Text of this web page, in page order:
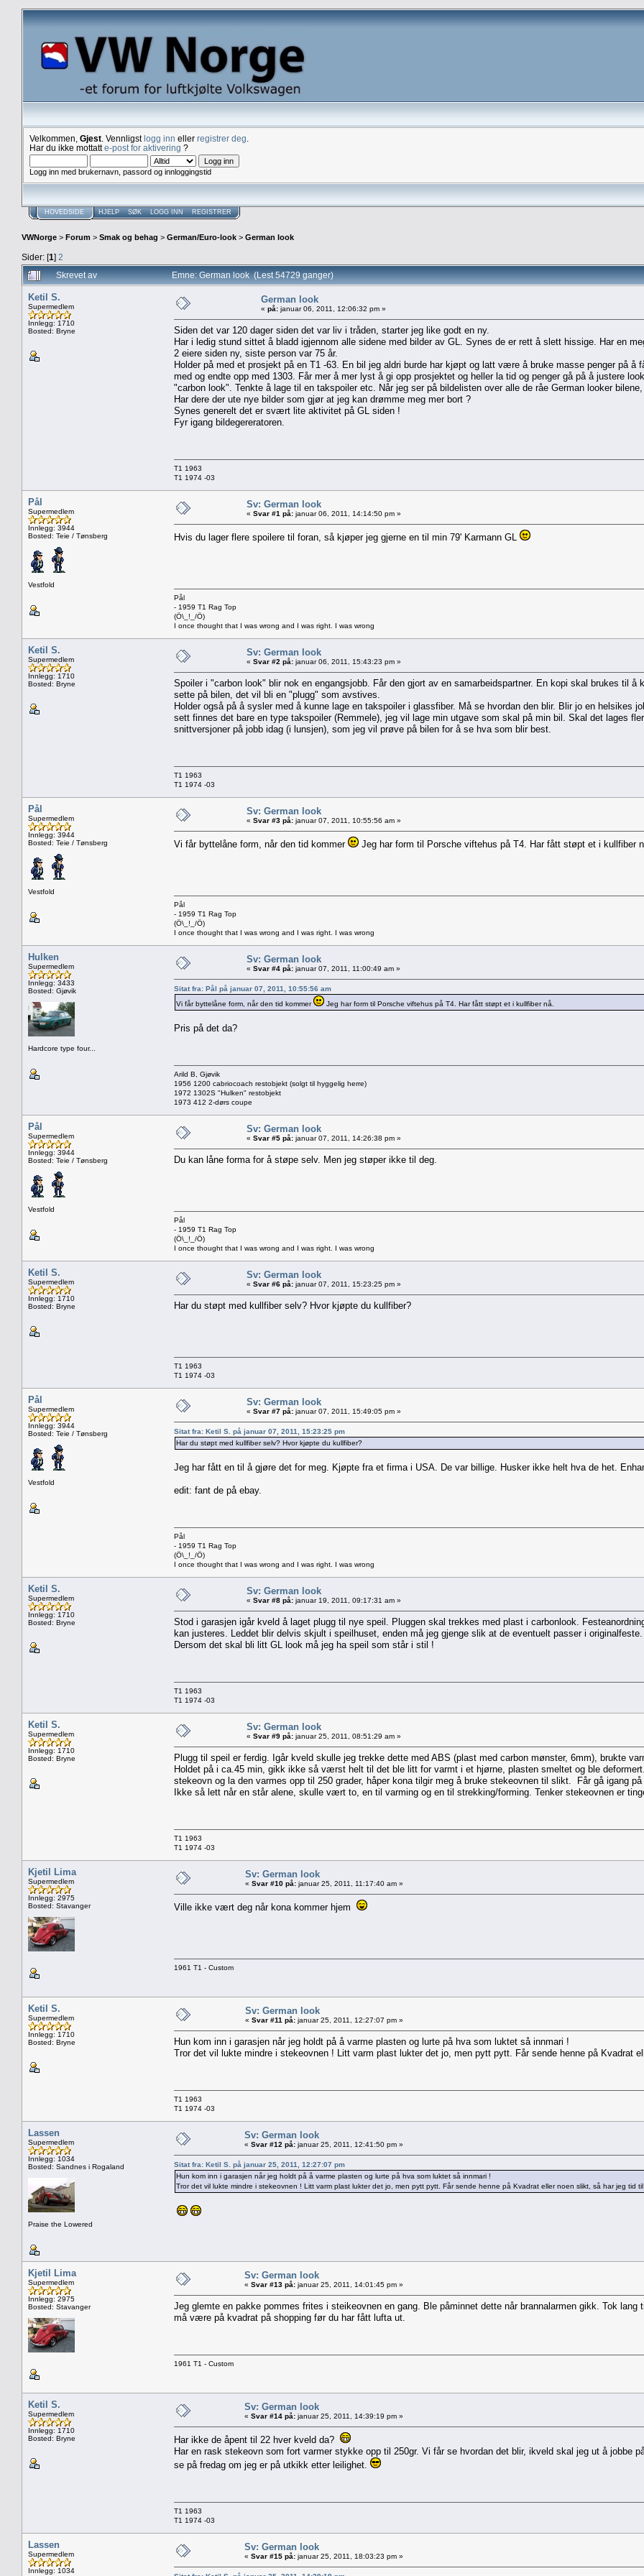
Velkommen, Gjest . Vennligstlogg inn eller registrer deg
Har du ikke mottatte-post for aktivering ?
Logg inn med brukernavn, passord og innloggingstid
HOVEDSIDE HJELP SØK LOGG INN REGISTRER
VWNorge > Forum > Smak og behag > German/Euro-look > German look
Sider: [1] 2
Skrevet av Emne: German look (Lest 54729 ganger)
Ketil S.
Supermedlem
Innlegg: 1710
Bosted: Bryne
German look
« på: januar 06, 2011, 12:06:32 pm »
Siden det var 120 dager siden det var liv i tråden, starter jeg like godt en ny.
Har i ledig stund sittet å bladd igjennom alle sidene med bilder av GL. Synes de er rett å slett hissige. Har en
2 eiere siden ny, siste person var 75 år.
Holder på med et prosjekt på en T1 -63. En bil jeg aldri burde har kjøpt og latt være å bruke masse penger på
med og endte opp med 1303. Får mer å mer lyst å gi opp prosjektet og heller la tid og penger gå på å justere
"carbon look". Tenkte å lage til en takspoiler etc. Når jeg ser på bildelisten over alle de råe German looker
Har dere der ute nye bilder som gjør at jeg kan drømme meg mer bort ?
Synes generelt det er svært lite aktivitet på GL siden !
Fyr igang bildegereratoren.
T1 1963
T1 1974 -03
Pål
Supermedlem
Innlegg: 3944
Bosted: Teie / Tønsberg
Vestfold
Sv: German look
« Svar #1 på: januar 06, 2011, 14:14:50 pm »
Hvis du lager flere spoilere til foran, så kjøper jeg gjerne en til min 79' Karmann GL
Pål
- 1959 T1 Rag Top
(Ö\_!_/Ö)
I once thought that I was wrong and I was right. I was wrong
Ketil S.
Supermedlem
Innlegg: 1710
Bosted: Bryne
Sv: German look
« Svar #2 på: januar 06, 2011, 15:43:23 pm »
Spoiler i "carbon look" blir nok en engangsjobb. Får den gjort av en samarbeidspartner. En kopi skal brukes til
sette på bilen, det vil bli en "plugg" som avstives.
Holder også på å sysler med å kunne lage en takspoiler i glassfiber. Må se hvordan den blir. Blir jo en helsikes
sett finnes det bare en type takspoiler (Remmele), jeg vil lage min utgave som skal på min bil. Skal det lages
snittversjoner på jobb idag (i lunsjen), som jeg vil prøve på bilen for å se hva som blir best.
T1 1963
T1 1974 -03
Pål
Supermedlem
Innlegg: 3944
Bosted: Teie / Tønsberg
Vestfold
Sv: German look
« Svar #3 på: januar 07, 2011, 10:55:56 am »
Vi får byttelåne form, når den tid kommer Jeg har form til Porsche viftehus på T4. Har fått støpt et i kullfiber
Pål
- 1959 T1 Rag Top
(Ö\_!_/Ö)
I once thought that I was wrong and I was right. I was wrong
Hulken
Supermedlem
Innlegg: 3433
Bosted: Gjøvik
Hardcore type four...
Sv: German look
« Svar #4 på: januar 07, 2011, 11:00:49 am »
Sitat fra: Pål på januar 07, 2011, 10:55:56 am
Vi får byttelåne form, når den tid kommer
Jeg har form til Porsche viftehus på T4. Har fått støpt et i kullfiber nå.
Pris på det da?
Arild B, Gjøvik
1956 1200 cabriocoach restobjekt (solgt til hyggelig herre)
1972 1302S "Hulken" restobjekt
1973 412 2-dørs coupe
Pål
Supermedlem
Innlegg: 3944
Bosted: Teie / Tønsberg
Vestfold
Sv: German look
« Svar #5 på: januar 07, 2011, 14:26:38 pm »
Du kan låne forma for å støpe selv. Men jeg støper ikke til deg.
Pål
- 1959 T1 Rag Top
(Ö\_!_/Ö)
I once thought that I was wrong and I was right. I was wrong
Ketil S.
Supermedlem
Innlegg: 1710
Bosted: Bryne
Sv: German look
« Svar #6 på: januar 07, 2011, 15:23:25 pm »
Har du støpt med kullfiber selv? Hvor kjøpte du kullfiber?
T1 1963
T1 1974 -03
Pål
Supermedlem
Innlegg: 3944
Bosted: Teie / Tønsberg
Vestfold
Sv: German look
« Svar #7 på: januar 07, 2011, 15:49:05 pm »
Sitat fra: Ketil S. på januar 07, 2011, 15:23:25 pm
Har du støpt med kullfiber selv? Hvor kjøpte du kullfiber?
Jeg har fått en til å gjøre det for meg. Kjøpte fra et firma i USA. De var billige. Husker ikke helt hva de het.
edit: fant de på ebay.
Pål
- 1959 T1 Rag Top
(Ö\_!_/Ö)
I once thought that I was wrong and I was right. I was wrong
Ketil S.
Supermedlem
Innlegg: 1710
Bosted: Bryne
Sv: German look
« Svar #8 på: januar 19, 2011, 09:17:31 am »
Stod i garasjen igår kveld å laget plugg til nye speil. Pluggen skal trekkes med plast i carbonlook.
kan justeres. Leddet blir delvis skjult i speilhuset, enden må jeg gjenge slik at de eventuelt passer i originalfeste.
Dersom det skal bli litt GL look må jeg ha speil som står i stil !
T1 1963
T1 1974 -03
Ketil S.
Supermedlem
Innlegg: 1710
Bosted: Bryne
Sv: German look
« Svar #9 på: januar 25, 2011, 08:51:29 am »
Plugg til speil er ferdig. Igår kveld skulle jeg trekke dette med ABS (plast med carbon mønster, 6mm), brukte
Holdet på i ca.45 min, gikk ikke så værst helt til det ble litt for varmt i et hjørne, plasten smeltet og ble
stekeovn og la den varmes opp til 250 grader, håper kona tilgir meg å bruke stekeovnen til slikt. Får gå igang
Ikke så lett når en står alene, skulle vært to, en til varming og en til strekking/forming. Tenker stekeovnen er
T1 1963
T1 1974 -03
Kjetil Lima
Supermedlem
Innlegg: 2975
Bosted: Stavanger
Sv: German look
« Svar #10 på: januar 25, 2011, 11:17:40 am »
Ville ikke vært deg når kona kommer hjem
1961 T1 - Custom
Ketil S.
Supermedlem
Innlegg: 1710
Bosted: Bryne
Sv: German look
« Svar #11 på: januar 25, 2011, 12:27:07 pm »
Hun kom inn i garasjen når jeg holdt på å varme plasten og lurte på hva som luktet så innmari !
Tror det vil lukte mindre i stekeovnen ! Litt varm plast lukter det jo, men pytt pytt. Får sende henne på Kvadrat
T1 1963
T1 1974 -03
Lassen
Supermedlem
Innlegg: 1034
Bosted: Sandnes i Rogaland
Praise the Lowered
Sv: German look
« Svar #12 på: januar 25, 2011, 12:41:50 pm »
Sitat fra: Ketil S. på januar 25, 2011, 12:27:07 pm
Hun kom inn i garasjen når jeg holdt på å varme plasten og lurte på hva som luktet så innmari !
Tror det vil lukte mindre i stekeovnen ! Litt varm plast lukter det jo, men pytt pytt. Får sende henne på Kvadrat eller noen slikt, så har jeg tid
Kjetil Lima
Supermedlem
Innlegg: 2975
Bosted: Stavanger
Sv: German look
« Svar #13 på: januar 25, 2011, 14:01:45 pm »
Jeg glemte en pakke pommes frites i steikeovnen en gang. Ble påminnet dette når brannalarmen gikk. Tok
må være på kvadrat på shopping før du har fått lufta ut.
1961 T1 - Custom
Ketil S.
Supermedlem
Innlegg: 1710
Bosted: Bryne
Sv: German look
« Svar #14 på: januar 25, 2011, 14:39:19 pm »
Har ikke de åpent til 22 hver kveld da?
Har en rask stekeovn som fort varmer stykke opp til 250gr. Vi får se hvordan det blir, ikveld skal jeg ut å jobbe
se på fredag om jeg er på utkikk etter leilighet.
T1 1963
T1 1974 -03
Lassen
Supermedlem
Innlegg: 1034
Sv: German look
« Svar #15 på: januar 25, 2011, 18:03:23 pm »